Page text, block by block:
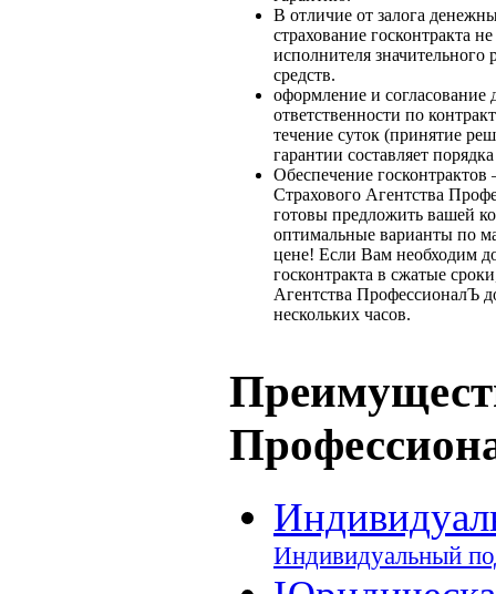
В отличие от залога
страхование госконтракта не
исполнителя значительного
средств.
оформление и согласование
ответственности по
течение суток (принятие
гарантии составляет
Обеспечение госконтрактов
Страхового Агентства
готовы предложить вашей
оптимальные варианты по
цене! Если Вам необходим
госконтракта в сжатые
Агентства ПрофессионалЪ
нескольких часов.
Индивидуальный